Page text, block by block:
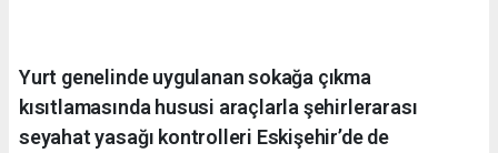
Yurt genelinde uygulanan sokağa çıkma
kısıtlamasında hususi araçlarla şehirlerarası
seyahat yasağı kontrolleri Eskişehir’de de